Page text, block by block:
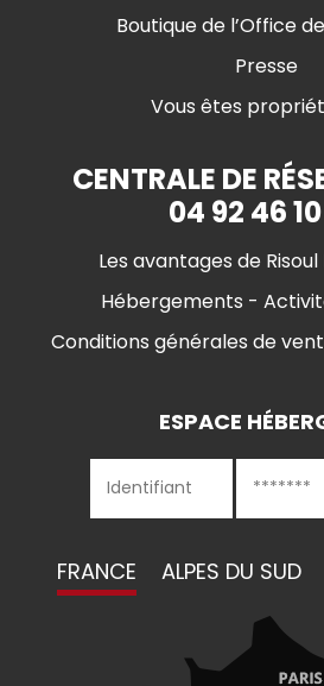
Boutique de l’Office
Presse
Vous êtes
CENTRALE DE
04 92 46
Les avantages de
Hébergements -
Conditions générales de
ESPACE
FRANCE ALPES DU SUD